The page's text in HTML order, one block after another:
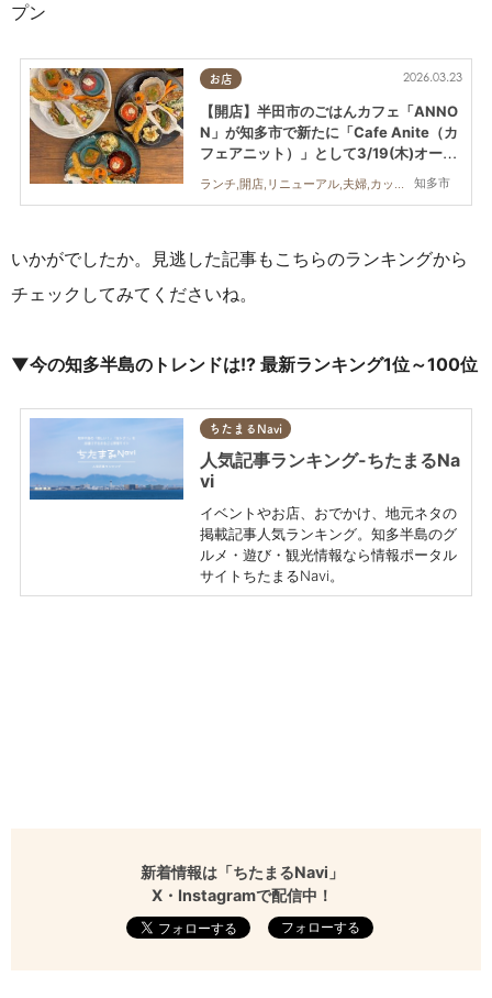
プン
お店
知多市
2026.03.23
【開店】半田市のごはんカフェ「ANNO
N」が知多市で新たに「Cafe Anite（カ
フェアニット）」として3/19(木)オープ
ランチ,開店,リニューアル,夫婦,カップル,おひとりさま
いかがでしたか。見逃した記事もこちらのランキングから
チェックしてみてくださいね。
▼今の知多半島のトレンドは!? 最新ランキング1位～100位
ちたまるNavi
人気記事ランキング-ちたまるNa
vi
イベントやお店、おでかけ、地元ネタの
掲載記事人気ランキング。知多半島のグ
ルメ・遊び・観光情報なら情報ポータル
サイトちたまるNavi。
新着情報は「ちたまるNavi」
X・Instagramで配信中！
フォローする